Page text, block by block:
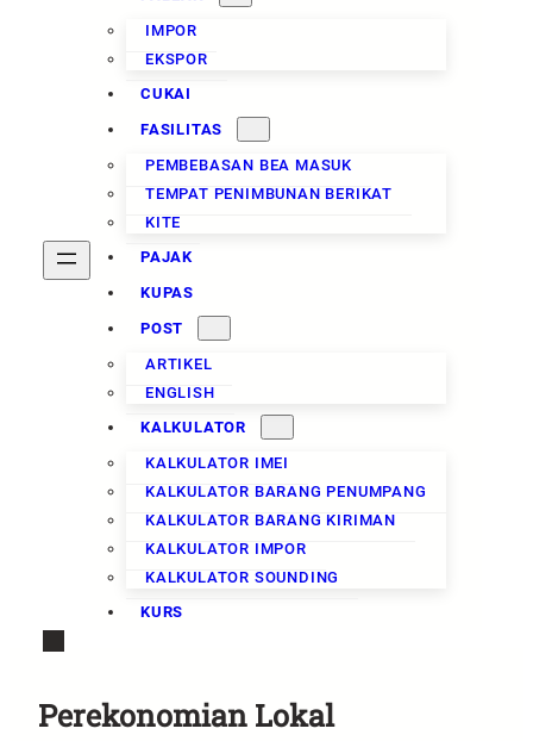
IMPOR
EKSPOR
CUKAI
FASILITAS
PEMBEBASAN BEA MASUK
TEMPAT PENIMBUNAN BERIKAT
KITE
PAJAK
KUPAS
POST
ARTIKEL
ENGLISH
KALKULATOR
KALKULATOR IMEI
KALKULATOR BARANG PENUMPANG
KALKULATOR BARANG KIRIMAN
KALKULATOR IMPOR
KALKULATOR SOUNDING
KURS
Perekonomian Lokal